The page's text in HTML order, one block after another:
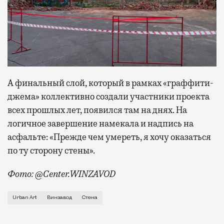
А финальный слой, который в рамках «граффити-
джема» коллективно создали участники проекта
всех прошлых лет, появился там на днях. На
логичное завершение намекала и надпись на
асфальте: «Прежде чем умереть, я хочу оказаться
по ту сторону стены».
Фото: @Center.WINZAVOD
Очередная стена, которую никто не вернет, как
Urban Art Винзавод Стена